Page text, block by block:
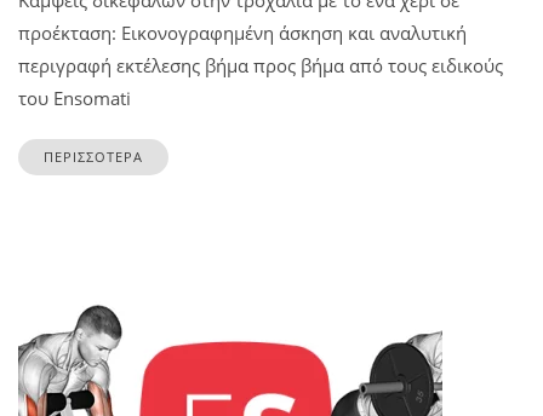
προέκταση: Εικονογραφημένη άσκηση και αναλυτική
περιγραφή εκτέλεσης βήμα προς βήμα από τους ειδικούς
του Ensomati
ΠΕΡΙΣΣΟΤΕΡΑ